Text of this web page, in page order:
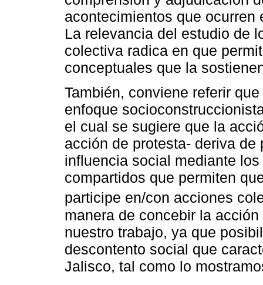
acontecimientos que
La relevancia del estudio de
colectiva radica en que
conceptuales que la
También, conviene referir
enfoque
el cual se sugiere que la
acción de protesta- deriva
influencia social mediante
compartidos que permiten
participe en/con acciones
manera de concebir la
nuestro trabajo, ya que
descontento social que
Jalisco, tal como lo